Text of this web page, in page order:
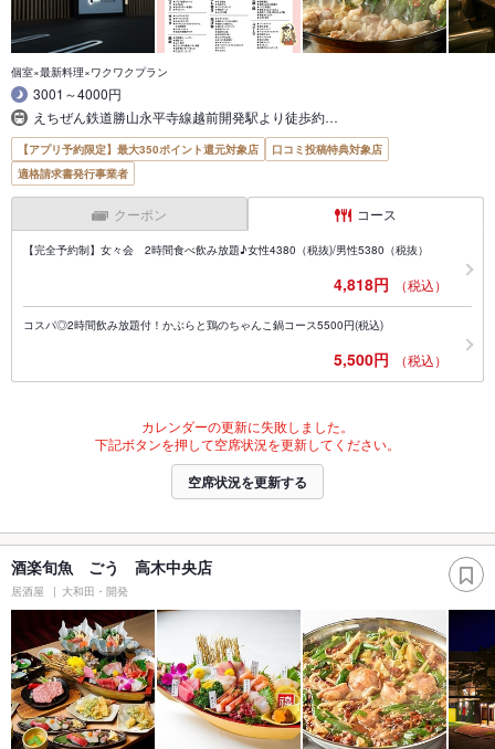
個室×最新料理×ワクワクプラン
3001～4000円
えちぜん鉄道勝山永平寺線越前開発駅より徒歩約…
【アプリ予約限定】最大350ポイント還元対象店
口コミ投稿特典対象店
適格請求書発行事業者
クーポン コース
【完全予約制】女々会 2時間食べ飲み放題♪女性4380（税抜)/男性5380（税抜）
4,818円 （税込）
コスパ◎2時間飲み放題付！かぶらと鶏のちゃんこ鍋コース5500円(税込)
5,500円 （税込）
カレンダーの更新に失敗しました。
下記ボタンを押して空席状況を更新してください。
空席状況を更新する
酒楽旬魚 ごう 高木中央店
居酒屋 大和田・開発